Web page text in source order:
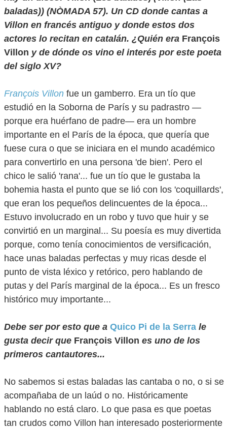
baladas)) (NÒMADA 57). Un CD donde cantas a
Villon en francés antiguo y donde estos dos
actores lo recitan en catalán. ¿Quién era François
Villon y de dónde os vino el interés por este poeta
del siglo XV?
François Villon fue un gamberro. Era un tío que
estudió en la Soborna de París y su padrastro —
porque era huérfano de padre— era un hombre
importante en el París de la época, que quería que
fuese cura o que se iniciara en el mundo académico
para convertirlo en una persona 'de bien'. Pero el
chico le salió 'rana'... fue un tío que le gustaba la
bohemia hasta el punto que se lió con los 'coquillards',
que eran los pequeños delincuentes de la época...
Estuvo involucrado en un robo y tuvo que huir y se
convirtió en un marginal... Su poesía es muy divertida
porque, como tenía conocimientos de versificación,
hace unas baladas perfectas y muy ricas desde el
punto de vista léxico y retórico, pero hablando de
putas y del París marginal de la época... Es un fresco
histórico muy importante...
Debe ser por esto que a Quico Pi de la Serra le
gusta decir que François Villon es uno de los
primeros cantautores...
No sabemos si estas baladas las cantaba o no, o si se
acompañaba de un laúd o no. Históricamente
hablando no está claro. Lo que pasa es que poetas
tan crudos como Villon han interesado posteriormente